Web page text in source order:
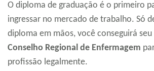
O diploma de graduação é o primeiro
ingressar no mercado de trabalho. Só
diploma em mãos, você conseguirá seu
Conselho Regional de Enfermagem
profissão legalmente.